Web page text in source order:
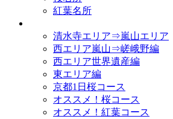
紅葉名所
清水寺エリア⇒嵐山エリア
西エリア嵐山⇒嵯峨野編
西エリア世界遺産編
東エリア編
京都1日桜コース
オススメ！桜コース
オススメ！紅葉コース